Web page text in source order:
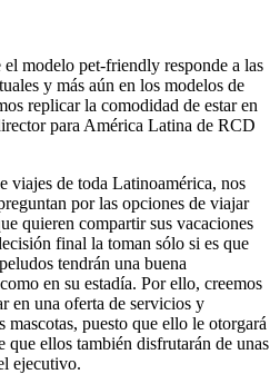
modelo pet-friendly responde a las
y más aún en los modelos de
replicar la comodidad de estar en
para América Latina de RCD
viajes de toda Latinoamérica, nos
por las opciones de viajar
quieren compartir sus vacaciones
final la toman sólo si es que
tendrán una buena
en su estadía. Por ello, creemos
en una oferta de servicios y
mascotas, puesto que ello le otorgará
que ellos también disfrutarán de unas
ejecutivo.